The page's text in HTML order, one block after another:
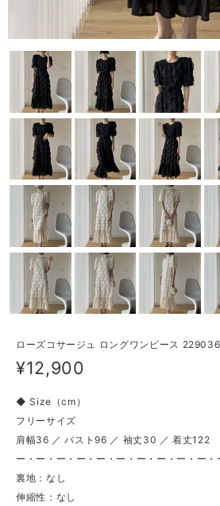
ローズコサージュ ロングワンピース 229036
¥12,900
◆ Size（cm）
フリーサイズ
肩幅36 ／ バスト96 ／ 袖丈30 ／ 着丈122
ー・ー・ー・ー・ー・ー・ー・ー・ー・ー・
裏地：なし
伸縮性：なし